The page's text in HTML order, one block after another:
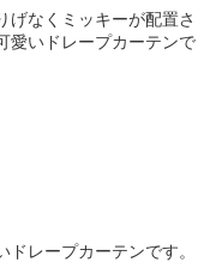
げなくミッキーが配置さ
愛いドレープカーテンで
レープカーテンです。